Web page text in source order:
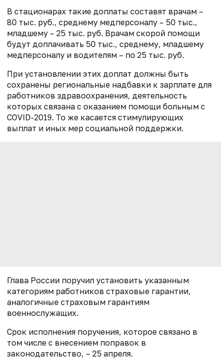
В стационарах такие доплаты составят врачам –
80 тыс. руб., среднему медперсоналу – 50 тыс.,
младшему – 25 тыс. руб. Врачам скорой помощи
будут доплачивать 50 тыс., среднему, младшему
медперсоналу и водителям – по 25 тыс. руб.
При установлении этих доплат должны быть
сохранены региональные надбавки к зарплате для
работников здравоохранения, деятельность
которых связана с оказанием помощи больным с
COVID-2019. То же касается стимулирующих
выплат и иных мер социальной поддержки.
Глава России поручил установить указанным
категориям работников страховые гарантии,
аналогичные страховым гарантиям
военнослужащих.
Срок исполнения поручения, которое связано в
том числе с внесением поправок в
законодательство, – 25 апреля.